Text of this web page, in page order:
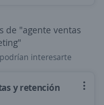
de "agente ventas
interesarte
y retención